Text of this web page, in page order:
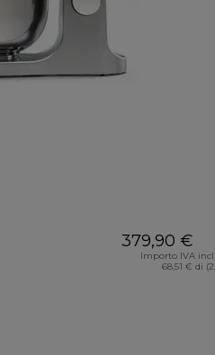
379,90 €
Importo IVA
68,51 € di